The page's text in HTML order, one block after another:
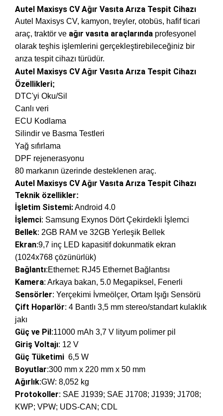
Autel Maxisys CV Ağır Vasıta Arıza Tespit Cihazı
Autel Maxisys CV, kamyon, treyler, otobüs, hafif ticari
araç, traktör ve ağır vasıta araçlarında profesyonel
olarak teşhis işlemlerini gerçekleştirebileceğiniz bir
arıza tespit cihazı türüdür.
Autel Maxisys CV Ağır Vasıta Arıza Tespit Cihazı
Özellikleri;
DTC'yi Oku/Sil
Canlı veri
ECU Kodlama
Silindir ve Basma Testleri
Yağ sıfırlama
DPF rejenerasyonu
80 markanın üzerinde desteklenen araç.
Autel Maxisys CV Ağır Vasıta Arıza Tespit Cihazı
Teknik özellikler:
İşletim Sistemi:Android 4.0
İşlemci: Samsung Exynos Dört Çekirdekli İşlemci
Bellek: 2GB RAM ve 32GB Yerleşik Bellek
Ekran:9,7 inç LED kapasitif dokunmatik ekran
(1024x768 çözünürlük)
Bağlantı:Ethernet: RJ45 Ethernet Bağlantısı
Kamera: Arkaya bakan, 5.0 Megapiksel, Fenerli
Sensörler: Yerçekimi İvmeölçer, Ortam Işığı Sensörü
Çift Hoparlör: 4 Bantlı 3,5 mm stereo/standart kulaklık
jakı
Güç ve Pil:11000 mAh 3,7 V lityum polimer pil
Giriş Voltajı: 12 V
Güç Tüketimi 6,5 W
Boyutlar:300 mm x 220 mm x 50 mm
Ağırlık:GW: 8,052 kg
Protokoller: SAE J1939; SAE J1708; J1939; J1708;
KWP; VPW; UDS-CAN; CDL